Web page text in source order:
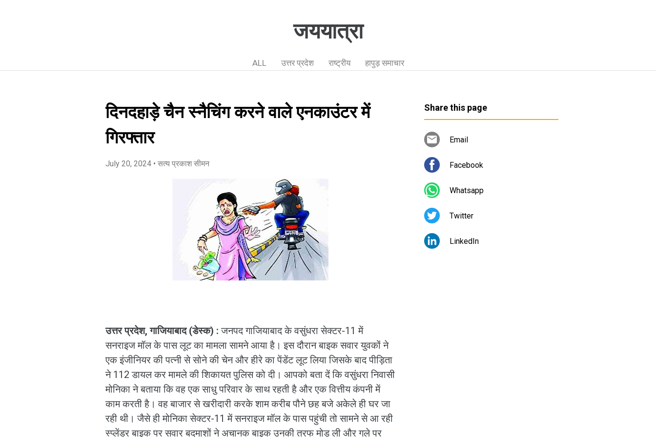
जययात्रा
ALL उत्तर प्रदेश राष्ट्रीय हापुड़ समाचार
दिनदहाड़े चैन स्नैचिंग करने वाले एनकाउंटर में
गिरफ्तार
July 20, 2024 • सत्य प्रकाश सीमन
उत्तर प्रदेश, गाजियाबाद (डेस्क) : जनपद गाजियाबाद के वसुंधरा सेक्टर-11 में
सनराइज मॉल के पास लूट का मामला सामने आया है। इस दौरान बाइक सवार युवकों ने
एक इंजीनियर की पत्नी से सोने की चेन और हीरे का पेंडेंट लूट लिया जिसके बाद पीड़िता
ने 112 डायल कर मामले की शिकायत पुलिस को दी। आपको बता दें कि वसुंधरा निवासी
मोनिका ने बताया कि वह एक साधु परिवार के साथ रहती है और एक वित्तीय कंपनी में
काम करती है। वह बाजार से खरीदारी करके शाम करीब पौने छह बजे अकेले ही घर जा
रही थी। जैसे ही मोनिका सेक्टर-11 में सनराइज मॉल के पास पहुंची तो सामने से आ रही
स्प्लेंडर बाइक पर सवार बदमाशों ने अचानक बाइक उनकी तरफ मोड़ ली और गले पर
Share this page
Email
Facebook
Whatsapp
Twitter
LinkedIn